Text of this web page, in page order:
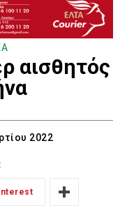
αισθητός
2022